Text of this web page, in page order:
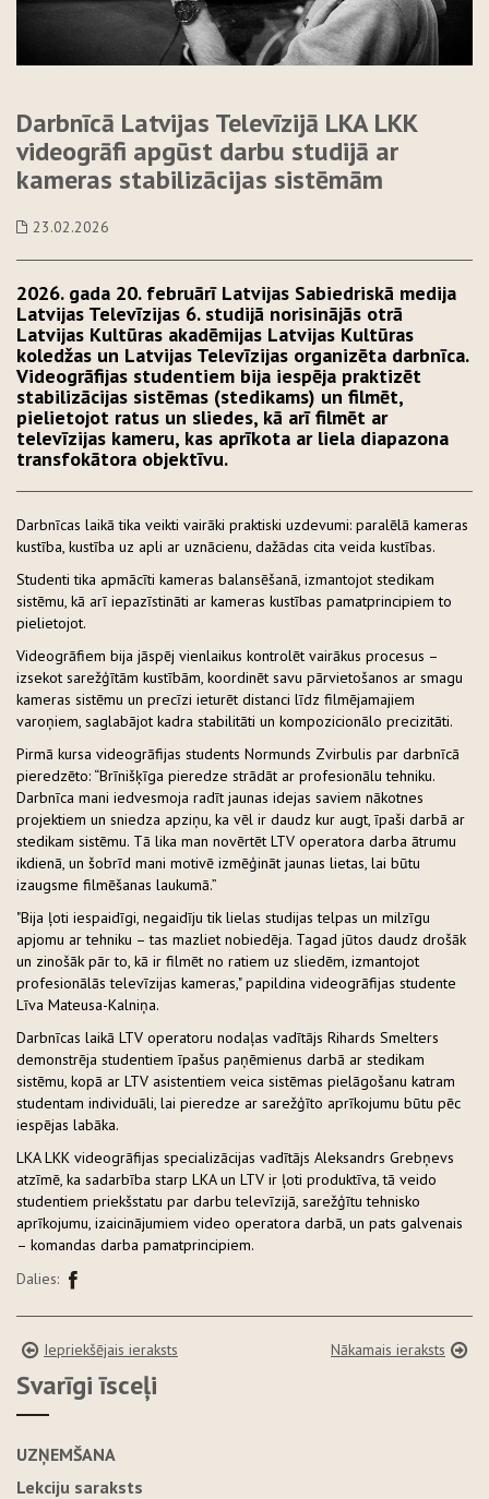
Darbnīcā Latvijas Televīzijā LKA LKK
videogrāfi apgūst darbu studijā ar
kameras stabilizācijas sistēmām
23.02.2026
2026. gada 20. februārī Latvijas Sabiedriskā medija
Latvijas Televīzijas 6. studijā norisinājās otrā
Latvijas Kultūras akadēmijas Latvijas Kultūras
koledžas un Latvijas Televīzijas organizēta darbnīca.
Videogrāfijas studentiem bija iespēja praktizēt
stabilizācijas sistēmas (stedikams) un filmēt,
pielietojot ratus un sliedes, kā arī filmēt ar
televīzijas kameru, kas aprīkota ar liela diapazona
transfokātora objektīvu.
Darbnīcas laikā tika veikti vairāki praktiski uzdevumi: paralēlā kameras
kustība, kustība uz apli ar uznācienu, dažādas cita veida kustības.
Studenti tika apmācīti kameras balansēšanā, izmantojot stedikam
sistēmu, kā arī iepazīstināti ar kameras kustības pamatprincipiem to
pielietojot.
Videogrāfiem bija jāspēj vienlaikus kontrolēt vairākus procesus –
izsekot sarežģītām kustībām, koordinēt savu pārvietošanos ar smagu
kameras sistēmu un precīzi ieturēt distanci līdz filmējamajiem
varoņiem, saglabājot kadra stabilitāti un kompozicionālo precizitāti.
Pirmā kursa videogrāfijas students Normunds Zvirbulis par darbnīcā
pieredzēto: “Brīnišķīga pieredze strādāt ar profesionālu tehniku.
Darbnīca mani iedvesmoja radīt jaunas idejas saviem nākotnes
projektiem un sniedza apziņu, ka vēl ir daudz kur augt, īpaši darbā ar
stedikam sistēmu. Tā lika man novērtēt LTV operatora darba ātrumu
ikdienā, un šobrīd mani motivē izmēģināt jaunas lietas, lai būtu
izaugsme filmēšanas laukumā.”
"Bija ļoti iespaidīgi, negaidīju tik lielas studijas telpas un milzīgu
apjomu ar tehniku – tas mazliet nobiedēja. Tagad jūtos daudz drošāk
un zinošāk pār to, kā ir filmēt no ratiem uz sliedēm, izmantojot
profesionālās televīzijas kameras," papildina videogrāfijas studente
Līva Mateusa-Kalniņa.
Darbnīcas laikā LTV operatoru nodaļas vadītājs Rihards Smelters
demonstrēja studentiem īpašus paņēmienus darbā ar stedikam
sistēmu, kopā ar LTV asistentiem veica sistēmas pielāgošanu katram
studentam individuāli, lai pieredze ar sarežģīto aprīkojumu būtu pēc
iespējas labāka.
LKA LKK videogrāfijas specializācijas vadītājs Aleksandrs Grebņevs
atzīmē, ka sadarbība starp LKA un LTV ir ļoti produktīva, tā veido
studentiem priekšstatu par darbu televīzijā, sarežģītu tehnisko
aprīkojumu, izaicinājumiem video operatora darbā, un pats galvenais
– komandas darba pamatprincipiem.
Dalies:
Iepriekšējais ieraksts Nākamais ieraksts
Svarīgi īsceļi
UZŅEMŠANA
Lekciju saraksts